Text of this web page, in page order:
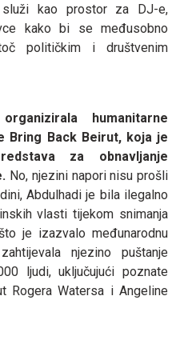
kao prostor za DJ-e,
kako bi se međusobno
političkim i društvenim
humanitarne
Bring Back Beirut, koja je
za obnavljanje
No, njezini napori nisu prošli
Abdulhadi je bila ilegalno
vlasti tijekom snimanja
je izazvalo međunarodnu
njezino puštanje
ljudi, uključujući poznate
Rogera Watersa i Angeline